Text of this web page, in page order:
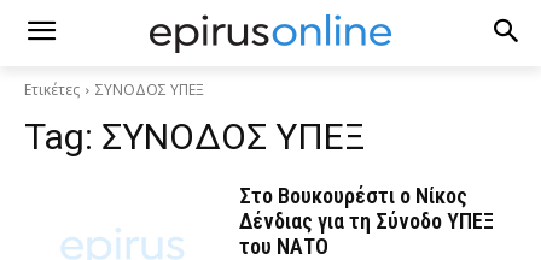
Ετικέτες ΣΥΝΟΔΟΣ ΥΠΕΞ
Tag: ΣΥΝΟΔΟΣ ΥΠΕΞ
Στο Βουκουρέστι ο Νίκος
Δένδιας για τη Σύνοδο ΥΠΕΞ
του ΝΑΤΟ